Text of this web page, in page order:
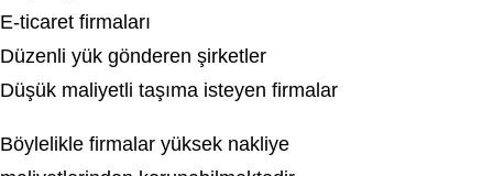
E-ticaret firmaları
Düzenli yük gönderen şirketler
Düşük maliyetli taşıma isteyen firmalar
Böylelikle firmalar yüksek nakliye